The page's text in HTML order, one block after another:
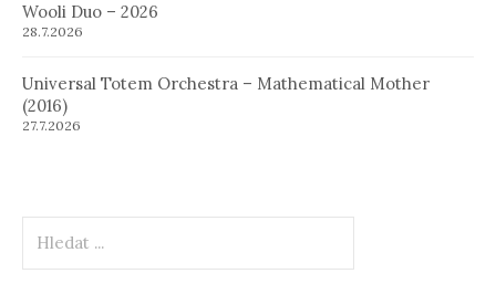
Wooli Duo – 2026
28.7.2026
Universal Totem Orchestra – Mathematical Mother
(2016)
27.7.2026